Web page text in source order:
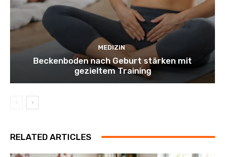
MEDIZIN
Beckenboden nach Geburt stärken mit
gezieltem Training
RELATED ARTICLES